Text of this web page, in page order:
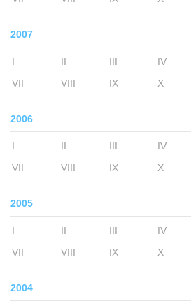
2007
I II III IV
VII
VIII IX X
2006
I II III IV
VII
VIII IX X
2005
I II III IV
VII
VIII IX X
2004